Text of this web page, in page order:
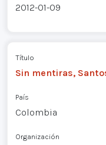
2012-01-09
Título
Sin mentiras,
País
Colombia
Organización